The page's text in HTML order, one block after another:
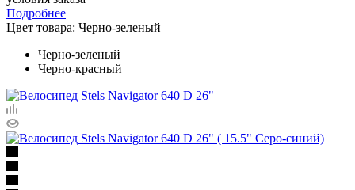
Подробнее
Цвет товара: Черно-зеленый
Черно-зеленый
Черно-красный